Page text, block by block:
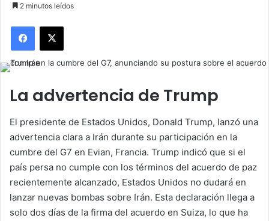
2 minutos leídos
Facebook
X
La advertencia de Trump
El presidente de Estados Unidos, Donald Trump, lanzó una
advertencia clara a Irán durante su participación en la
cumbre del G7 en Evian, Francia. Trump indicó que si el
país persa no cumple con los términos del acuerdo de paz
recientemente alcanzado, Estados Unidos no dudará en
lanzar nuevas bombas sobre Irán. Esta declaración llega a
solo dos días de la firma del acuerdo en Suiza, lo que ha